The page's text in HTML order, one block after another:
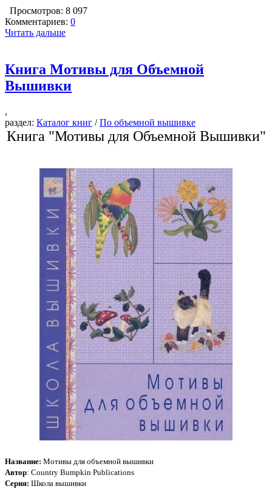
Просмотров: 8 097
Комментариев: 0
Читать дальше
Книга Мотивы для Объемной
Вышивки
,
раздел: Каталог книг /По объемной вышивке
Книга "Мотивы для Объемной Вышивки"
Название: Мотивы для объемной вышивки
Автор: Country Bumpkin Publications
Серия: Школа вышивки